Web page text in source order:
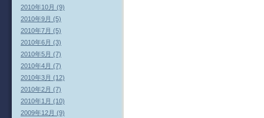
2010年10月 (9)
2010年9月 (5)
2010年7月 (5)
2010年6月 (3)
2010年5月 (7)
2010年4月 (7)
2010年3月 (12)
2010年2月 (7)
2010年1月 (10)
2009年12月 (9)